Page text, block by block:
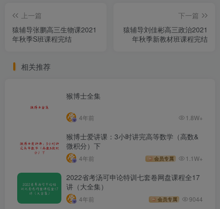
上一篇
猿辅导张鹏高三生物课2021
年秋季S班课程完结
下一篇
猿辅导刘佳彬高三政治2021
年秋季新教材班课程完结
相关推荐
猴博士全集
4年前 1.8W+
猴博士爱讲课：3小时讲完高等数学（高数&
微积分）下
4年前 会员专属 1.1W+
2022省考汤可申论特训七套卷网盘课程全17
讲（大全集）
4年前 会员专属 9044